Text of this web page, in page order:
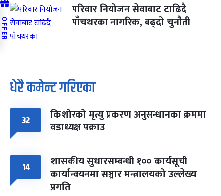
परिवार नियोजन सेवाबाट टाढिदै
पाँचथरका नागरिक, बढ्दो चुनौती
धेरै कमेन्ट गरिएका
32 किशोरको मृत्यु प्रकरण अनुसन्धानका क्रममा
वडाध्यक्ष पक्राउ
14 शासकीय सुधारसम्बन्धी १०० कार्यसूची
कार्यान्वयनमा सञ्चार मन्त्रालयको उल्लेख्य
प्रगति